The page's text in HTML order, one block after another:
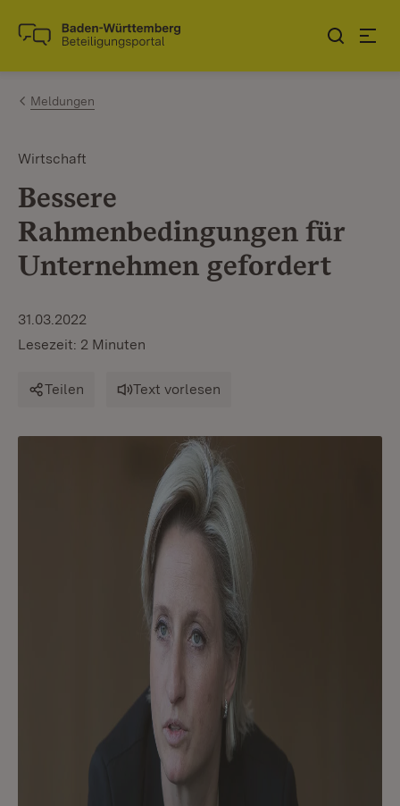
Zum Inhalt springen
Link zur Startseite
Meldungen
Wirtschaft
Bessere
Rahmenbedingungen für
Unternehmen gefordert
31.03.2022
Lesezeit: 2 Minuten
Teilen Text vorlesen